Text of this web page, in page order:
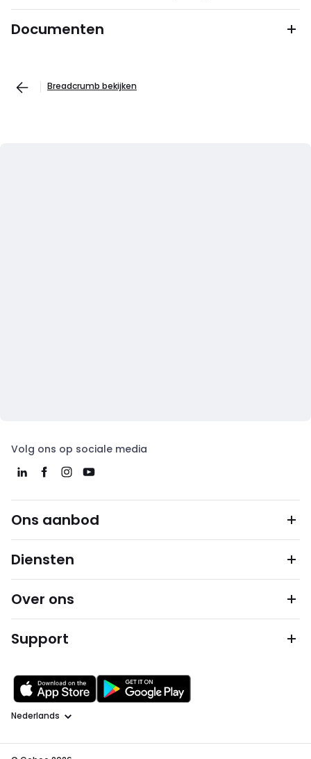
Documenten
Breadcrumb bekijken
Volg ons op sociale media
Ons aanbod
Diensten
Over ons
Support
Taal